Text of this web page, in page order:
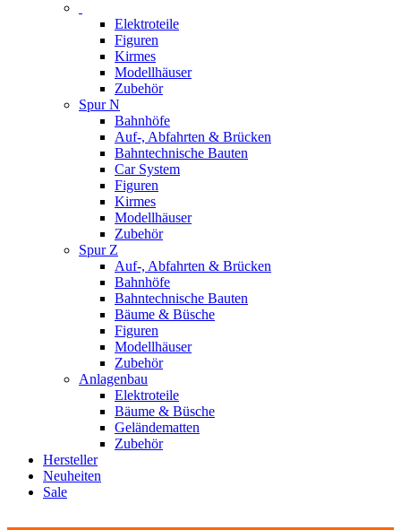
Elektroteile
Figuren
Kirmes
Modellhäuser
Zubehör
Spur N
Bahnhöfe
Auf-, Abfahrten & Brücken
Bahntechnische Bauten
Car System
Figuren
Kirmes
Modellhäuser
Zubehör
Spur Z
Auf-, Abfahrten & Brücken
Bahnhöfe
Bahntechnische Bauten
Bäume & Büsche
Figuren
Modellhäuser
Zubehör
Anlagenbau
Elektroteile
Bäume & Büsche
Geländematten
Zubehör
Hersteller
Neuheiten
Sale